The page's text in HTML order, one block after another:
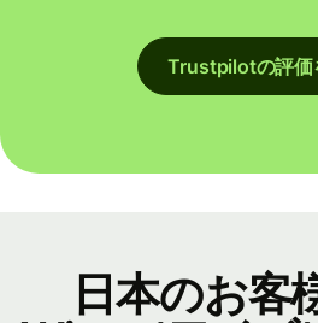
Trustpilotの評価
日本のお客